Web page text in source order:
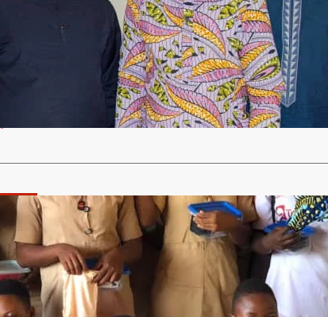
Données, Notre santé’’ : une délégation de VIA-
chez les parlementaires du Bénin
Données, Notre santé’’ : une délégation de VIA-ME en
les parlementaires du…
Santé
à l’hygiène menstruelle en milieu rural pour le
filles à l’école: 60 élèves filles et garçons du CEG
4 mars 2024
Collège d’Enseignement Général1 de Madjrè dans la